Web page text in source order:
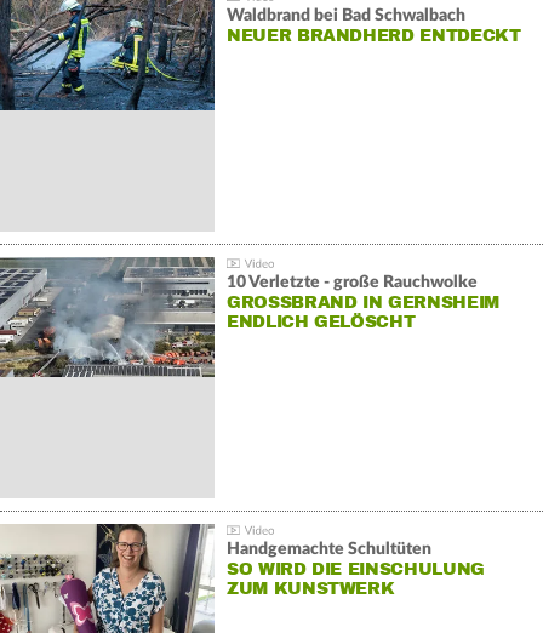
Waldbrand bei Bad Schwalbach
NEUER BRANDHERD ENTDECKT
10 Verletzte - große Rauchwolke
GROSSBRAND IN GERNSHEIM E
NDLICH GELÖSCHT
Handgemachte Schultüten
SO WIRD DIE EINSCHULUNG
ZUM KUNSTWERK